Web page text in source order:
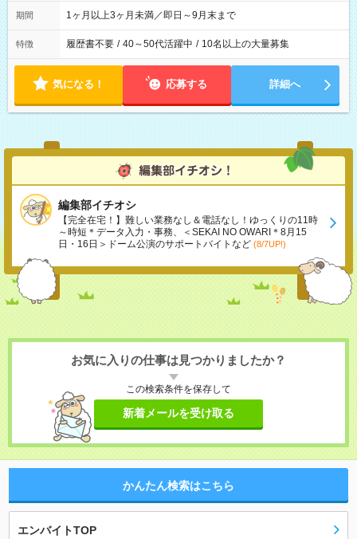
期間 1ヶ月以上3ヶ月未満／即日～9月末まで
特徴 履歴書不要 / 40～50代活躍中 / 10名以上の大量募集
気になる！ 応募する 詳細へ
編集部イチオシ
【完全在宅！】難しい業務なし＆電話なし！ゆっくりの11時
～時短＊データ入力・事務、＜SEKAI NO OWARI＊8月15
日・16日＞ドーム公演のサポートバイトなど (8/7UP!)
お気に入りの仕事は見つかりましたか？
この検索条件を保存して
新着メールを受け取る
かんたん検索はこちら
エンバイトTOP